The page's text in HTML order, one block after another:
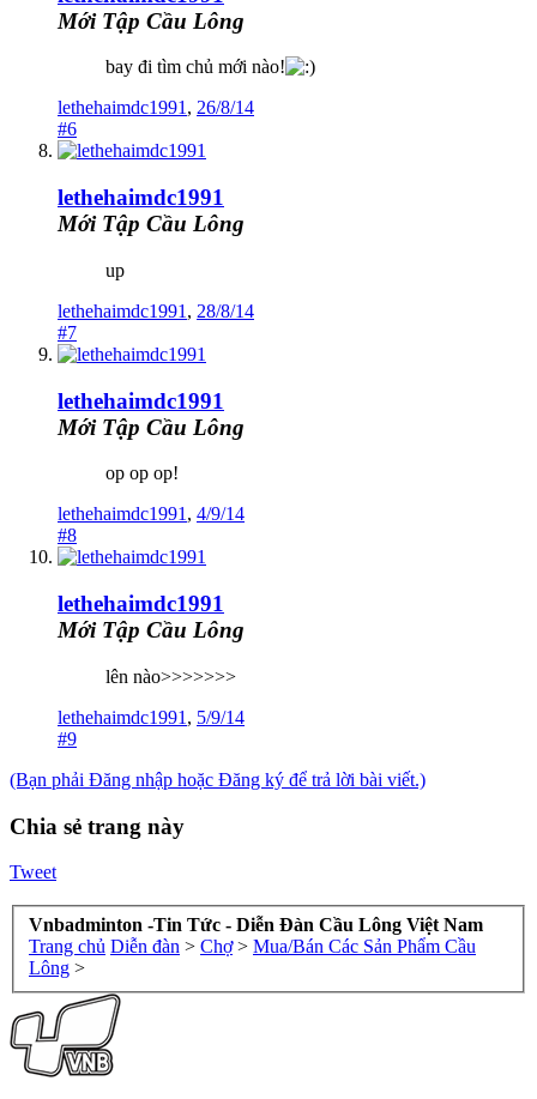
Mới Tập Cầu Lông
bay đi tìm chủ mới nào!
lethehaimdc1991, 26/8/14
#6
lethehaimdc1991
Mới Tập Cầu Lông
up
lethehaimdc1991 , 28/8/14
#7
lethehaimdc1991
Mới Tập Cầu Lông
op op op!
lethehaimdc1991 , 4/9/14
#8
lethehaimdc1991
Mới Tập Cầu Lông
lên nào>>>>>>>
lethehaimdc1991 , 5/9/14
#9
(Bạn phải Đăng nhập hoặc Đăng ký để trả lời bài viết.)
Chia sẻ trang này
Tweet
Vnbadminton -Tin Tức - Diễn Đàn Cầu Lông Việt Nam
Trang chủ Diễn đàn > Chợ > Mua/Bán Các Sản Phẩm Cầu
Lông >